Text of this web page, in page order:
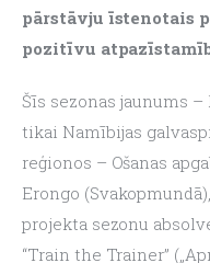
pārstāvju īstenotais
pozitīvu
Šīs sezonas jaunums
tikai Namībijas
reģionos – Ošanas
Erongo
projekta sezonu
“Train the Trainer”